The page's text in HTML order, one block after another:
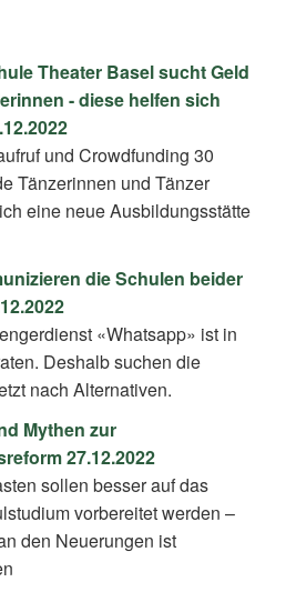
Theater Basel sucht Geld
- diese helfen sich
und Crowdfunding 30
Tänzerinnen und Tänzer
eine neue Ausbildungsstätte
die Schulen beider
«Whatsapp» ist in
Deshalb suchen die
nach Alternativen.
Mythen zur
27.12.2022
sollen besser auf das
vorbereitet werden –
den Neuerungen ist